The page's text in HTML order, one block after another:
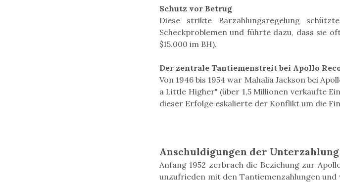
Schutz vor Betrug
Diese strikte Barzahlungsregelung
Scheckproblemen und führte dazu, dass sie
$15.000 im BH).
Der zentrale Tantiemenstreit bei Apollo
Von 1946 bis 1954 war Mahalia Jackson bei
a Little Higher" (über 1,5 Millionen verkaufte
dieser Erfolge eskalierte der Konflikt um die
Anschuldigungen der Unterzahlung
Anfang 1952 zerbrach die Beziehung zur
unzufrieden mit den Tantiemenzahlungen